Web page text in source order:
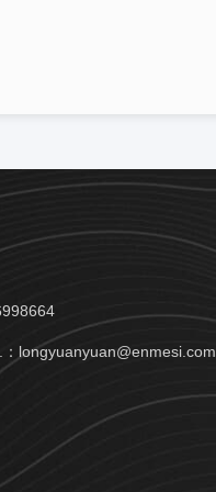
longyuanyuan@enmesi.com